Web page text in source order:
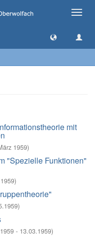
Toggle
mit
1959)
"Spezielle Funktionen"
)
)
- 13.03.1959)